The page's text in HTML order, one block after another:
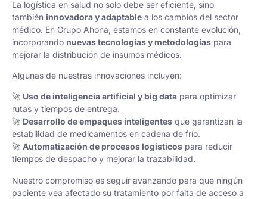
La logística en salud no solo debe ser eficiente, sino
también innovadora y adaptable a los cambios del sector
médico. En Grupo Ahona, estamos en constante evolución,
incorporando nuevas tecnologías y metodologías para
mejorar la distribución de insumos médicos.
Algunas de nuestras innovaciones incluyen:
🚀 Uso de inteligencia artificial y big data para optimizar
rutas y tiempos de entrega.
🚀 Desarrollo de empaques inteligentes que garantizan la
estabilidad de medicamentos en cadena de frío.
🚀 Automatización de procesos logísticos para reducir
tiempos de despacho y mejorar la trazabilidad.
Nuestro compromiso es seguir avanzando para que ningún
paciente vea afectado su tratamiento por falta de acceso a